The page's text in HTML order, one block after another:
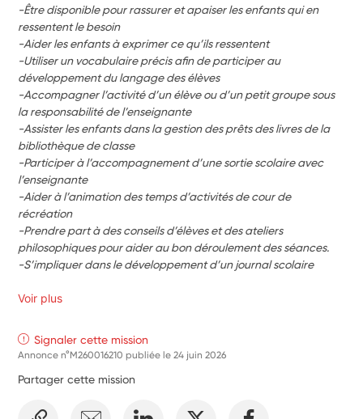
-Être disponible pour rassurer et apaiser les enfants qui en
ressentent le besoin
-Aider les enfants à exprimer ce qu’ils ressentent
-Utiliser un vocabulaire précis afin de participer au
développement du langage des élèves
-Accompagner l’activité d’un élève ou d’un petit groupe sous
la responsabilité de l’enseignante
-Assister les enfants dans la gestion des prêts des livres de la
bibliothèque de classe
-Participer à l’accompagnement d’une sortie scolaire avec
l’enseignante
-Aider à l’animation des temps d’activités de cour de
récréation
-Prendre part à des conseils d’élèves et des ateliers
-S’impliquer dans le développement d’un journal scolaire
Voir plus
Signaler cette mission
Annonce n°M260016210 publiée le24 juin 2026
Partager cette mission